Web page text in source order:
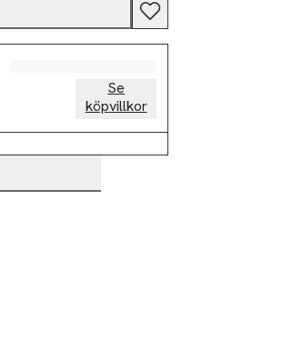
Se
köpvillkor